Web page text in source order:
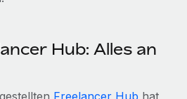
Hub: Alles an
Freelancer Hub hat